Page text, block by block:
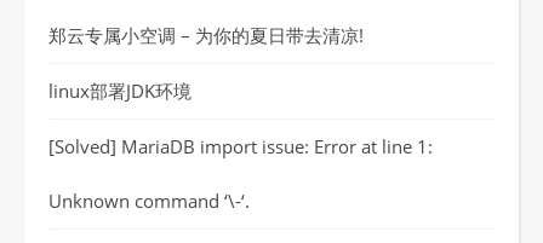
郑云专属小空调 – 为你的夏日带去清凉!
linux部署JDK环境
[Solved] MariaDB import issue: Error at line 1:
Unknown command ‘\-‘.